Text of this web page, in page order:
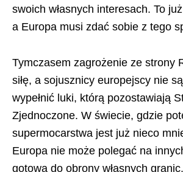
swoich własnych interesach. To
a Europa musi zdać sobie z tego
Tymczasem zagrożenie ze strony
siłę, a sojusznicy europejscy nie
wypełnić luki, którą pozostawiają
Zjednoczone. W świecie, gdzie
supermocarstwa jest już nieco
Europa nie może polegać na
gotowa do obrony własnych granic.